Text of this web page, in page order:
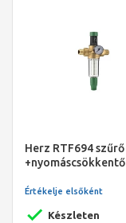
Herz RTF694 szűrő
+nyomáscsökkentő
Készleten
Értékelje elsőként